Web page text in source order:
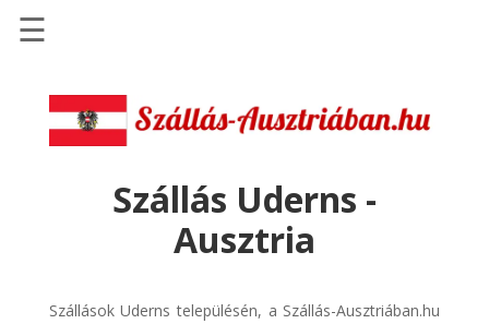
Szállások
Szállásinfo.eu
Repülőjegy
pénzvisszatérítéssel
☰
Szállás Uderns -
Ausztria
Szállások Uderns településén, a Szállás-Ausztriában.hu